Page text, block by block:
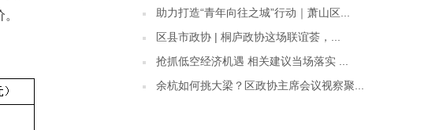
助力打造“青年向往之城”行动｜萧山区...
区县市政协 | 桐庐政协这场联谊荟，...
抢抓低空经济机遇 相关建议当场落实 ...
余杭如何挑大梁？区政协主席会议视察聚...